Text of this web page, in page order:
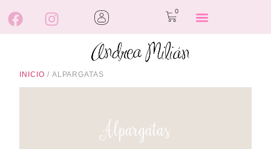
0
INICIO / ALPARGATAS
Alpargatas